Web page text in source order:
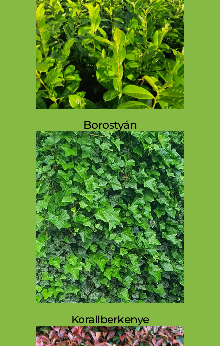
Borostyán
Korallberkenye